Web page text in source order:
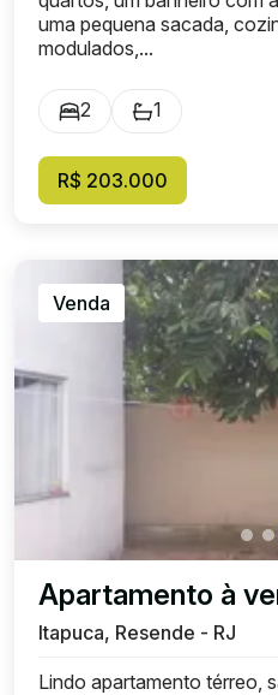
uma pequena sacada,
modulados,...
2 1
R$ 203.000
Venda
Apartamento à
Itapuca, Resende - RJ
Lindo apartamento térreo,